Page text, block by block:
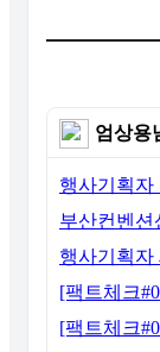
엄상용